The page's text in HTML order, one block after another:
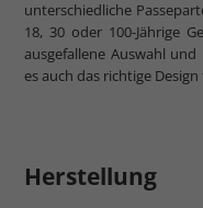
unterschiedliche
18, 30 oder 100-Jährige
ausgefallene Auswahl
es auch das richtige
Herstellung